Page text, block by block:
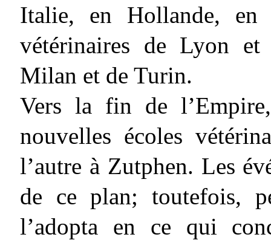
Italie, en Hollande, en
vétérinaires de Lyon
Milan et de Turin.
Vers la fin de
nouvelles écoles
l’autre à Zutphen. Les
de ce plan; toutefois,
l’adopta en ce qui